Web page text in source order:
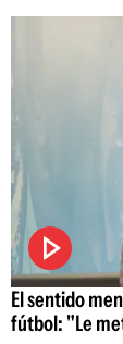
El sentido
fútbol: "Le